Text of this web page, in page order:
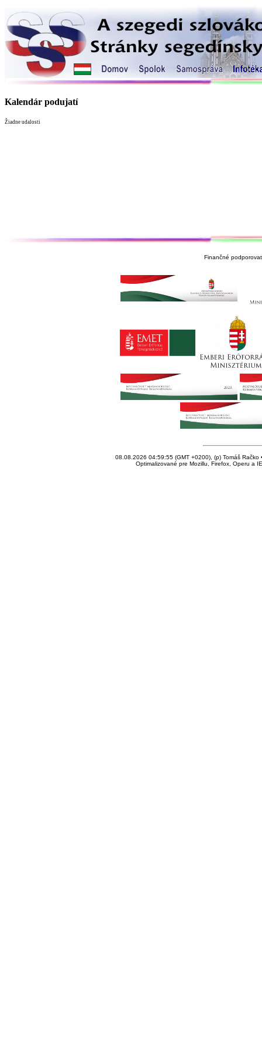
Kalendár podujatí
Žiadne udalosti
Finančné
08.08.2026 04:59:55 (GMT +0200), (p) Tomáš Račko
Optimalizované pre Mozillu, Firefox, Operu a